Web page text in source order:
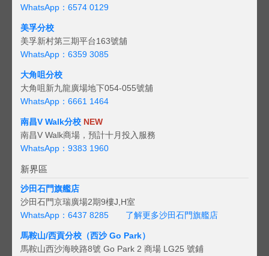
WhatsApp：6574 0129
美孚分校
美孚新村第三期平台163號舖
WhatsApp：6359 3085
大角咀分校
大角咀新九龍廣場地下054-055號舖
WhatsApp：6661 1464
南昌V Walk分校 NEW
南昌V Walk商場，預計十月投入服務
WhatsApp：9383 1960
新界區
沙田石門旗艦店
沙田石門京瑞廣場2期9樓J,H室
WhatsApp：6437 8285
了解更多沙田石門旗艦店
馬鞍山/西貢分校（西沙 Go Park）
馬鞍山西沙海映路8號 Go Park 2 商場 LG25 號鋪